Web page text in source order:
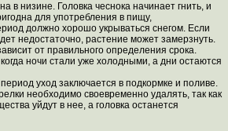
в низине. Головка чеснока начинает гнить, и
для употребления в пищу,
должно хорошо укрываться снегом. Если
недостаточно, растение может замерзнуть.
от правильного определения срока.
ночи стали уже холодными, а дни остаются
уход заключается в подкормке и поливе.
необходимо своевременно удалять, так как
уйдут в нее, а головка останется